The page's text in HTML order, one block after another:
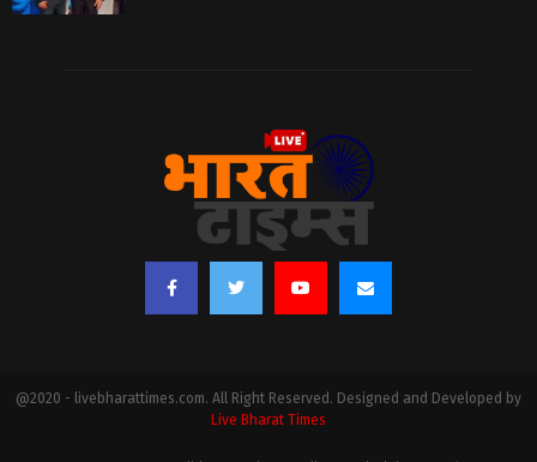
@2020 - livebharattimes.com. All Right Reserved. Designed and Developed by
Live Bharat Times